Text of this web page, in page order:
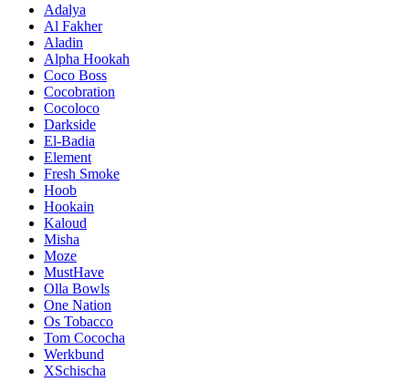
Adalya
Al Fakher
Aladin
Alpha Hookah
Coco Boss
Cocobration
Cocoloco
Darkside
El-Badia
Element
Fresh Smoke
Hoob
Hookain
Kaloud
Misha
Moze
MustHave
Olla Bowls
One Nation
Os Tobacco
Tom Cococha
Werkbund
XSchischa